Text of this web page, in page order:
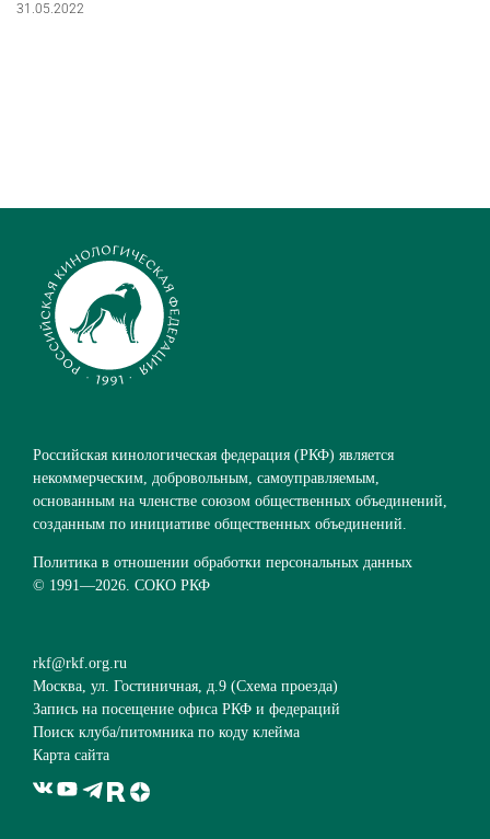
31.05.2022
Российская кинологическая федерация (РКФ) является
некоммерческим, добровольным, самоуправляемым,
основанным на членстве союзом общественных объединений,
созданным по инициативе общественных объединений.
Политика в отношении обработки персональных данных
© 1991—2026. СОКО РКФ
rkf@rkf.org.ru
Москва, ул. Гостиничная, д.9 (Схема проезда)
Запись на посещение офиса РКФ и федераций
Поиск клуба/питомника по коду клейма
Карта сайта